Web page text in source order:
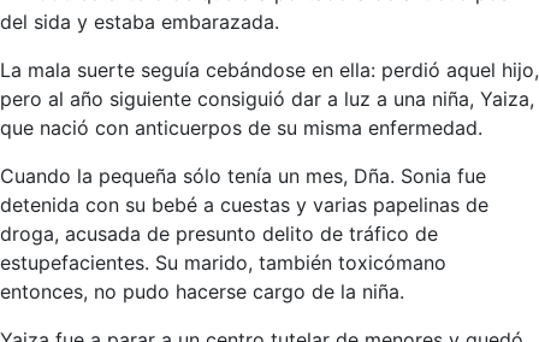
del sida y estaba embarazada.
La mala suerte seguía cebándose en ella: perdió aquel hijo,
pero al año siguiente consiguió dar a luz a una niña, Yaiza,
que nació con anticuerpos de su misma enfermedad.
Cuando la pequeña sólo tenía un mes, Dña. Sonia fue
detenida con su bebé a cuestas y varias papelinas de
droga, acusada de presunto delito de tráfico de
estupefacientes. Su marido, también toxicómano
entonces, no pudo hacerse cargo de la niña.